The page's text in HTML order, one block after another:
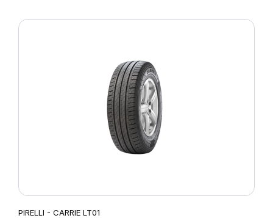
PIRELLI - CARRIE LT01